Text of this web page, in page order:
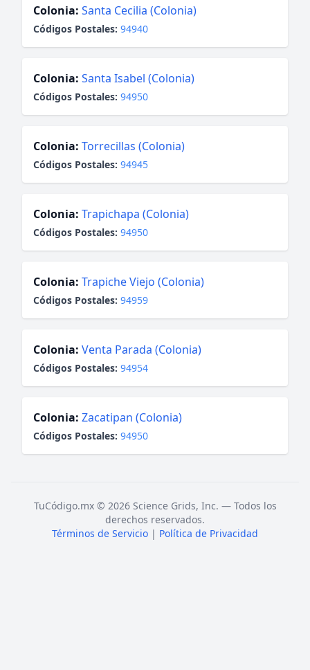
Colonia: Santa Cecilia (Colonia)
Códigos Postales: 94940
Colonia: Santa Isabel (Colonia)
Códigos Postales: 94950
Colonia: Torrecillas (Colonia)
Códigos Postales: 94945
Colonia: Trapichapa (Colonia)
Códigos Postales: 94950
Colonia: Trapiche Viejo (Colonia)
Códigos Postales: 94959
Colonia: Venta Parada (Colonia)
Códigos Postales: 94954
Colonia: Zacatipan (Colonia)
Códigos Postales: 94950
TuCódigo.mx © 2026 Science Grids, Inc. — Todos los
derechos reservados.
Términos de Servicio | Política de Privacidad